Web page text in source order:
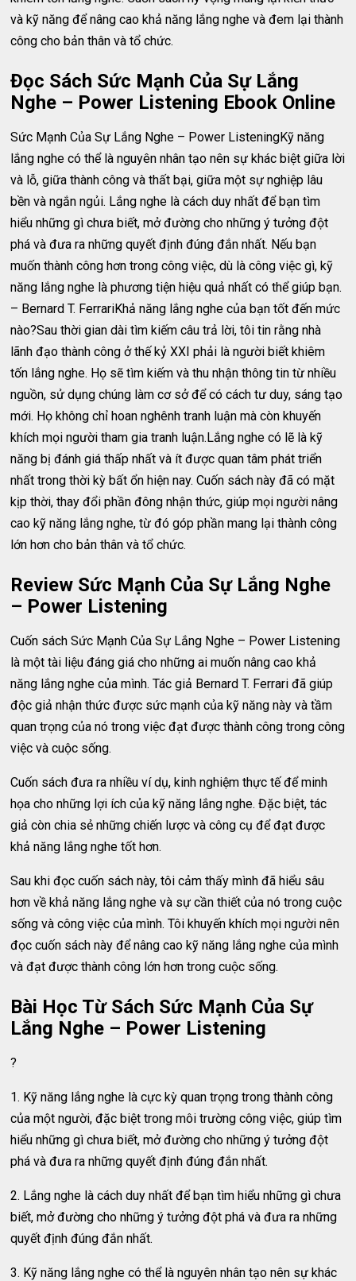
và kỹ năng để nâng cao khả năng lắng nghe và đem lại thành
công cho bản thân và tổ chức.
Đọc Sách Sức Mạnh Của Sự Lắng
Nghe – Power Listening Ebook Online
Sức Mạnh Của Sự Lắng Nghe – Power ListeningKỹ năng
lắng nghe có thể là nguyên nhân tạo nên sự khác biệt giữa lời
và lỗ, giữa thành công và thất bại, giữa một sự nghiệp lâu
bền và ngắn ngủi. Lắng nghe là cách duy nhất để bạn tìm
hiểu những gì chưa biết, mở đường cho những ý tưởng đột
phá và đưa ra những quyết định đúng đắn nhất. Nếu bạn
muốn thành công hơn trong công việc, dù là công việc gì, kỹ
năng lắng nghe là phương tiện hiệu quả nhất có thể giúp bạn.
– Bernard T. FerrariKhả năng lắng nghe của bạn tốt đến mức
nào?Sau thời gian dài tìm kiếm câu trả lời, tôi tin rằng nhà
lãnh đạo thành công ở thế kỷ XXI phải là người biết khiêm
tốn lắng nghe. Họ sẽ tìm kiếm và thu nhận thông tin từ nhiều
nguồn, sử dụng chúng làm cơ sở để có cách tư duy, sáng tạo
mới. Họ không chỉ hoan nghênh tranh luận mà còn khuyến
khích mọi người tham gia tranh luận.Lắng nghe có lẽ là kỹ
năng bị đánh giá thấp nhất và ít được quan tâm phát triển
nhất trong thời kỳ bất ổn hiện nay. Cuốn sách này đã có mặt
kịp thời, thay đổi phần đông nhận thức, giúp mọi người nâng
cao kỹ năng lắng nghe, từ đó góp phần mang lại thành công
lớn hơn cho bản thân và tổ chức.
Review Sức Mạnh Của Sự Lắng Nghe
– Power Listening
Cuốn sách Sức Mạnh Của Sự Lắng Nghe – Power Listening
là một tài liệu đáng giá cho những ai muốn nâng cao khả
năng lắng nghe của mình. Tác giả Bernard T. Ferrari đã giúp
độc giả nhận thức được sức mạnh của kỹ năng này và tầm
quan trọng của nó trong việc đạt được thành công trong công
việc và cuộc sống.
Cuốn sách đưa ra nhiều ví dụ, kinh nghiệm thực tế để minh
họa cho những lợi ích của kỹ năng lắng nghe. Đặc biệt, tác
giả còn chia sẻ những chiến lược và công cụ để đạt được
khả năng lắng nghe tốt hơn.
Sau khi đọc cuốn sách này, tôi cảm thấy mình đã hiểu sâu
hơn về khả năng lắng nghe và sự cần thiết của nó trong cuộc
sống và công việc của mình. Tôi khuyến khích mọi người nên
đọc cuốn sách này để nâng cao kỹ năng lắng nghe của mình
và đạt được thành công lớn hơn trong cuộc sống.
Bài Học Từ Sách Sức Mạnh Của Sự
Lắng Nghe – Power Listening
?
1. Kỹ năng lắng nghe là cực kỳ quan trọng trong thành công
của một người, đặc biệt trong môi trường công việc, giúp tìm
hiểu những gì chưa biết, mở đường cho những ý tưởng đột
phá và đưa ra những quyết định đúng đắn nhất.
2. Lắng nghe là cách duy nhất để bạn tìm hiểu những gì chưa
biết, mở đường cho những ý tưởng đột phá và đưa ra những
quyết định đúng đắn nhất.
3. Kỹ năng lắng nghe có thể là nguyên nhân tạo nên sự khác